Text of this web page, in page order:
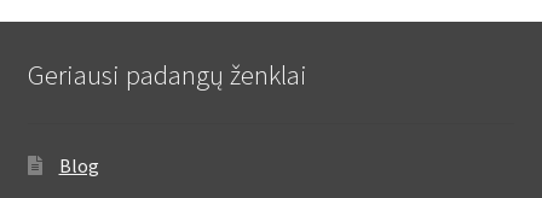
Geriausi padangų ženklai
Blog